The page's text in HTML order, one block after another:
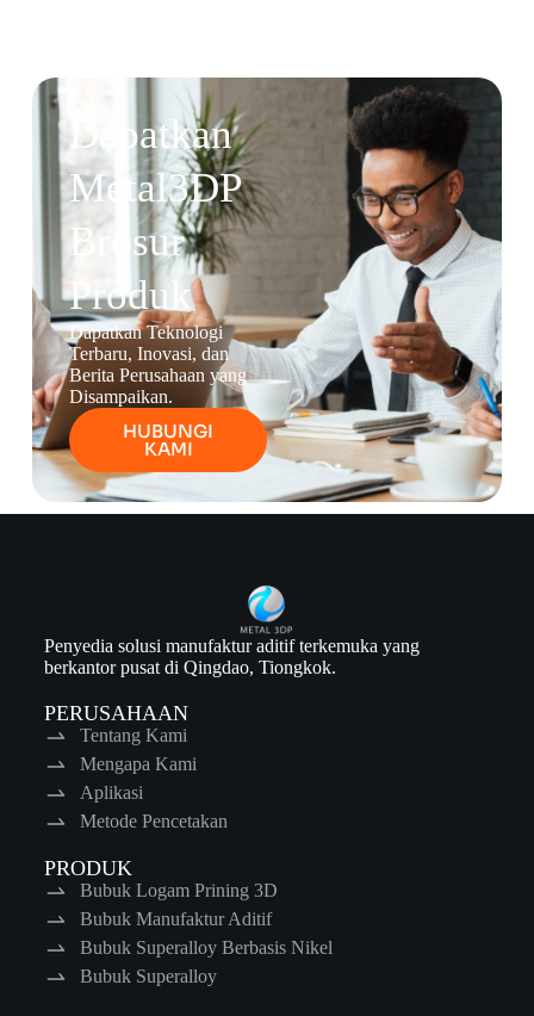
Dapatkan
Metal3DP
Brosur
Produk
Dapatkan Teknologi
Terbaru, Inovasi, dan
Berita Perusahaan yang
Disampaikan.
HUBUNGI
KAMI
Penyedia solusi manufaktur aditif terkemuka yang
berkantor pusat di Qingdao, Tiongkok.
PERUSAHAAN
Tentang Kami
Mengapa Kami
Aplikasi
Metode Pencetakan
PRODUK
Bubuk Logam Prining 3D
Bubuk Manufaktur Aditif
Bubuk Superalloy Berbasis Nikel
Bubuk Superalloy